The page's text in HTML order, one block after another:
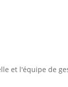
et l'équipe de